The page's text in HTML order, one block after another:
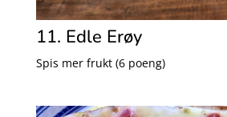
11. Edle Erøy
Spis mer frukt (6 poeng)